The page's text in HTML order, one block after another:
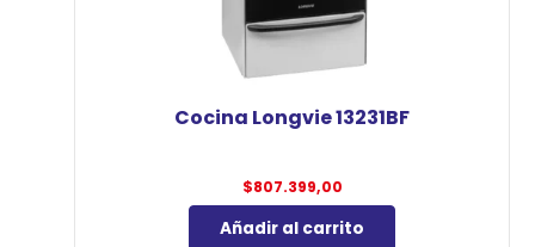
Cocina Longvie 13231BF
$807.399,00
Añadir al carrito